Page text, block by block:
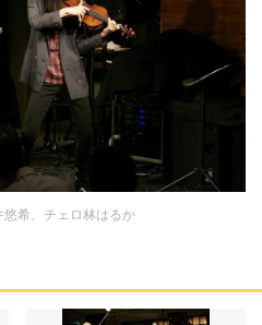
希、チェロ林はるか